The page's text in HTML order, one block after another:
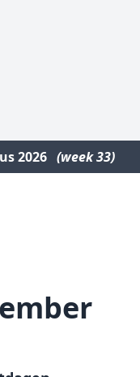
2026 (week 33)